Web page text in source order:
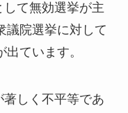
て無効選挙が主
議院選挙に対して
ています。
しく不平等であ